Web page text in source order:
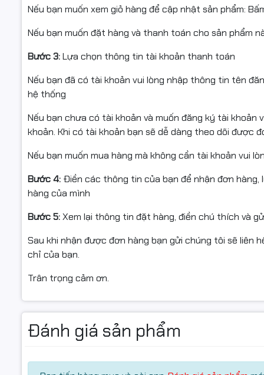
Hãng sản xuất: Star Ink
Dùng cho máy in: HP LaserJet M203d, M203dn,
Màu sắc: Đen (Black)
Dung lượng in: 1600 trang A4 với độ phủ 5%
Chất lượng đạt chuẩn OEM với các chứng nhận STMC,
Sản phẩm được xuất khẩu sang các thị trường khó tính
Lợi ích khi sử dụng Hộp Mực 30A Star Ink:
Tương thích hoàn hảo với các dòng máy in HP LaserJet
Giúp giảm chi phí in ấn, bảo vệ đầu in và tăng tuổi thọ
Phù hợp cho văn phòng, doanh nghiệp, trường học, cá
Nếu bạn muốn xem giỏ hàng để cập nhật sản phẩm:
Nếu bạn muốn đặt hàng và thanh toán cho sản phẩm
Bước 3:Lựa chọn thông tin tài khoản thanh toán
Nếu bạn đã có tài khoản vui lòng nhập thông tin tên
hệ thống
Nếu bạn chưa có tài khoản và muốn đăng ký tài
khoản. Khi có tài khoản bạn sẽ dễ dàng theo dõi được
Nếu bạn muốn mua hàng mà không cần tài khoản vui
Bước 4: Điền các thông tin của bạn để nhận đơn
hàng của mình
Bước 5:Xem lại thông tin đặt hàng, điền chú thích và
Sau khi nhận được đơn hàng bạn gửi chúng tôi sẽ liên
chỉ của bạn.
Trân trọng cảm ơn.
Đánh giá sản phẩm